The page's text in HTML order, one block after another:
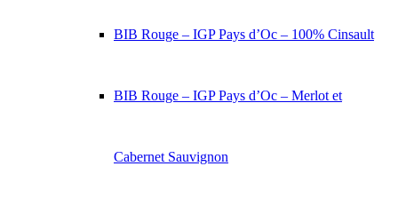
BIB Rouge – IGP Pays d’Oc – 100% Cinsault
BIB Rouge – IGP Pays d’Oc – Merlot et
Cabernet Sauvignon